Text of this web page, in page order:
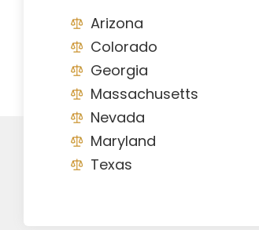
Arizona
Colorado
Georgia
Massachusetts
Nevada
Maryland
Texas